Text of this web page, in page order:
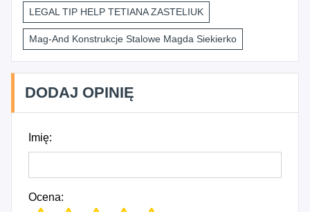
LEGAL TIP HELP TETIANA ZASTELIUK
Mag-And Konstrukcje Stalowe Magda Siekierko
DODAJ OPINIĘ
Imię:
Ocena: